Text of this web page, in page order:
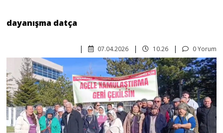
dayanışma datça
0 Yorum
10.26
07.04.2026